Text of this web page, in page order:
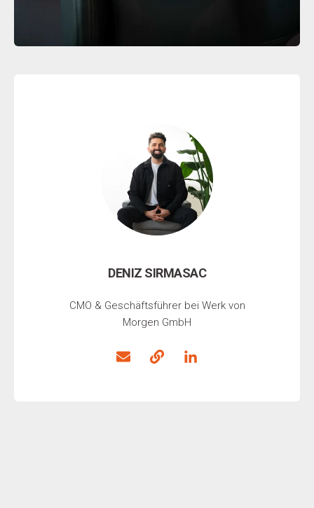
DENIZ SIRMASAC
CMO & Geschäftsführer bei Werk von
Morgen GmbH